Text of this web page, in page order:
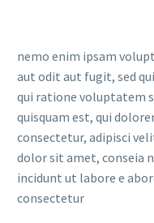
nemo enim ipsam
aut odit aut fugit, sed
qui ratione voluptatem
quisquam est, qui
consectetur, adipisci
dolor sit amet, conseia
incidunt ut labore e
consectetur